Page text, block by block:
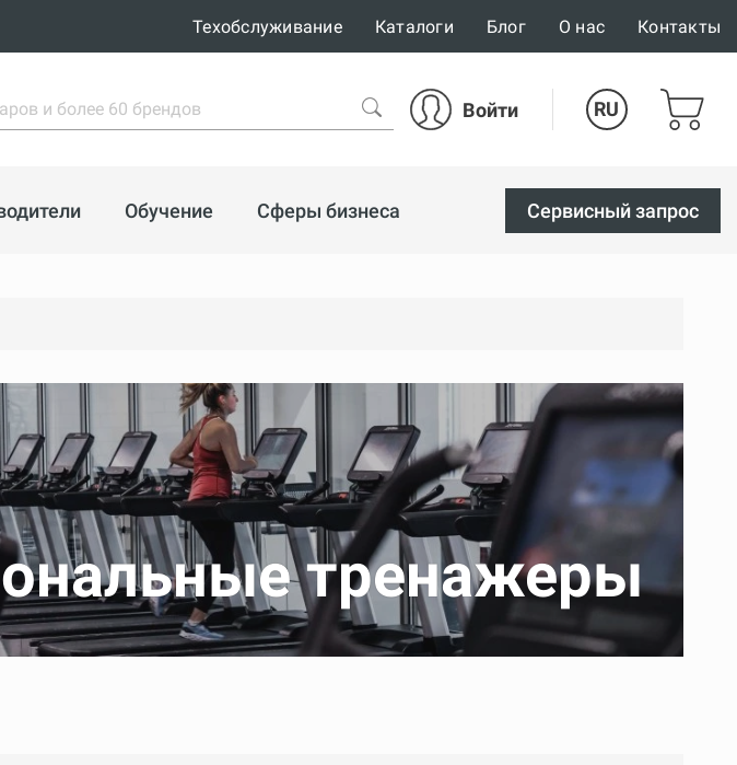
Техобслуживание Каталоги Блог О нас Контакты
Войти RU
Обучение Сферы бизнеса Cервисный запрос
тренажеры